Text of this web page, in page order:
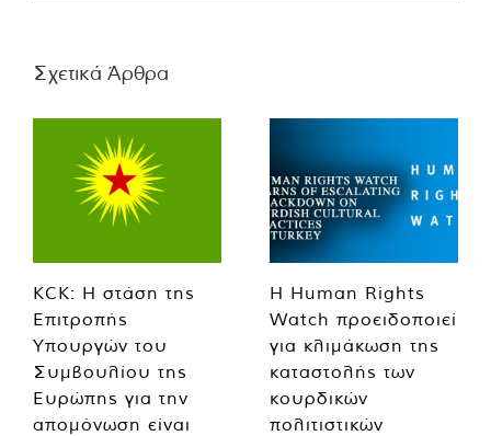
Σχετικά Άρθρα
KCK: Η στάση της
Επιτροπής
Υπουργών του
Συμβουλίου της
Ευρώπης για την
απομόνωση είναι
Η Human Rights
Watch προειδοποιεί
για κλιμάκωση της
καταστολής των
κουρδικών
πολιτιστικών